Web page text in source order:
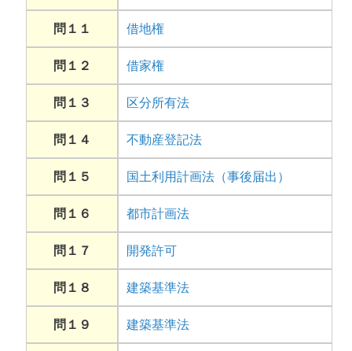
問１１ 借地権
問１２ 借家権
問１３ 区分所有法
問１４ 不動産登記法
問１５ 国土利用計画法（事後届出）
問１６ 都市計画法
問１７ 開発許可
問１８ 建築基準法
問１９ 建築基準法